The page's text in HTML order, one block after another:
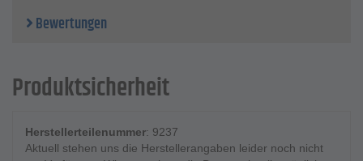
Bewertungen
Produktsicherheit
Herstellerteilenummer: 9237
Aktuell stehen uns die Herstellerangaben leider noch nicht